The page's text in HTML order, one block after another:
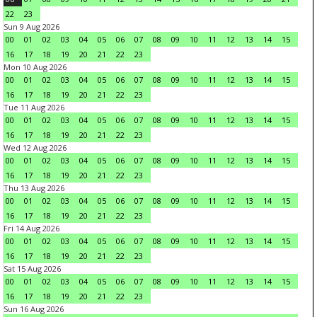
22
23
Sun 9 Aug 2026
00
01 02 03 04 05 06 07 08 09 10 11 12 13 14
15
16
17 18 19 20 21 22
23
Mon 10 Aug 2026
00
01 02 03 04 05 06 07 08 09 10 11 12 13 14
15
16
17 18 19 20 21 22
23
Tue 11 Aug 2026
00
01 02 03 04 05 06 07 08 09 10 11 12 13 14
15
16
17 18 19 20 21 22
23
Wed 12 Aug 2026
00
01 02 03 04 05 06 07 08 09 10 11 12 13 14
15
16
17 18 19 20 21 22
23
Thu 13 Aug 2026
00
01 02 03 04 05 06 07 08 09 10 11 12 13 14
15
16
17 18 19 20 21 22
23
Fri 14 Aug 2026
00
01 02 03 04 05 06 07 08 09 10 11 12 13 14
15
16
17 18 19 20 21 22
23
Sat 15 Aug 2026
00
01 02 03 04 05 06 07 08 09 10 11 12 13 14
15
16
17 18 19 20 21 22
23
Sun 16 Aug 2026